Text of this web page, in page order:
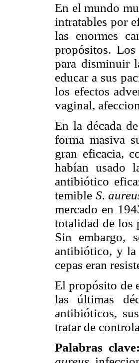
En el mundo
intratables por
las enormes
propósitos.
para disminuir
educar a sus
los efectos
vaginal,
En la década
forma masiva
gran eficacia,
habían usado
antibiótico
temible S.
mercado en
totalidad de los
Sin embargo,
antibiótico, y la
cepas eran
El propósito de
las últimas
antibióticos,
tratar de
Palabras clave: